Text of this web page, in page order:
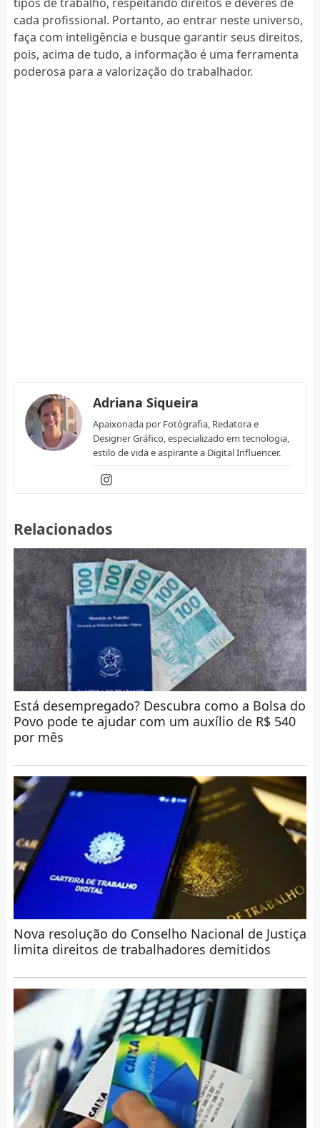
cada profissional. Portanto, ao entrar neste universo,
faça com inteligência e busque garantir seus direitos,
pois, acima de tudo, a informação é uma ferramenta
poderosa para a valorização do trabalhador.
Adriana Siqueira
Apaixonada por Fotógrafia, Redatora e
Designer Gráfico, especializado em tecnologia,
estilo de vida e aspirante a Digital Influencer.
Relacionados
Está desempregado? Descubra como a Bolsa do
Povo pode te ajudar com um auxílio de R$ 540
por mês
Nova resolução do Conselho Nacional de Justiça
limita direitos de trabalhadores demitidos